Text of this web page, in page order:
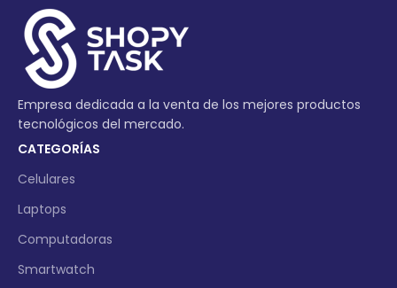
Empresa dedicada a la venta de los mejores productos
tecnológicos del mercado.
CATEGORÍAS
Celulares
Laptops
Computadoras
Smartwatch